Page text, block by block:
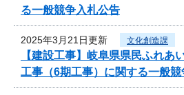
る一般競争入札公告
2025年3月21日更新 文化創造課
【建設工事】岐阜県県民ふれあ
工事（6期工事）に関する一般